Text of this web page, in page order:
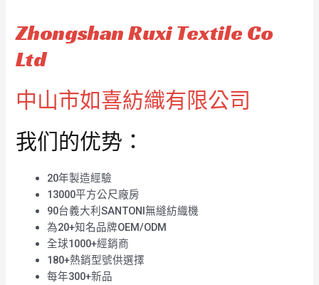
Zhongshan Ruxi Textile Co
Ltd
中山市如喜紡織有限公司
我们的优势：
20年製造經驗
13000平方公尺廠房
90台義大利SANTONI無縫紡織機
為20+知名品牌OEM/ODM
全球1000+經銷商
180+熱銷型號供選擇
每年300+新品